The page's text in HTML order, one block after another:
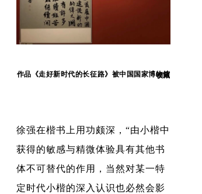
作品《走好新时代的长征路》被中国国家博物馆收藏
徐强在楷书上用功颇深， “由小楷中
获得的敏感与精微体验具有其他书
体不可替代的作用，当然对某一特
定时代小楷的深入认识也必然会影